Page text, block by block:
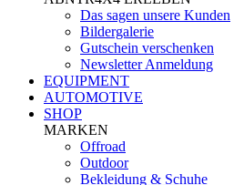
Das sagen unsere Kunden
Bildergalerie
Gutschein verschenken
Newsletter Anmeldung
EQUIPMENT
AUTOMOTIVE
SHOP
MARKEN
Offroad
Outdoor
Bekleidung & Schuhe